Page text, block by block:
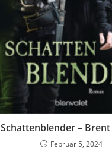
Schattenblender – Brent
Februar 5, 2024